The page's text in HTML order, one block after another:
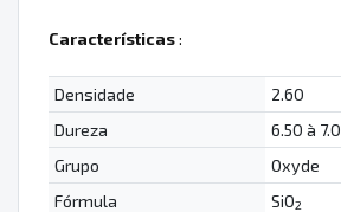
Características:
Densidade
2.60
Dureza
6.50 à
Grupo
Oxyde
Fórmula
SiO2